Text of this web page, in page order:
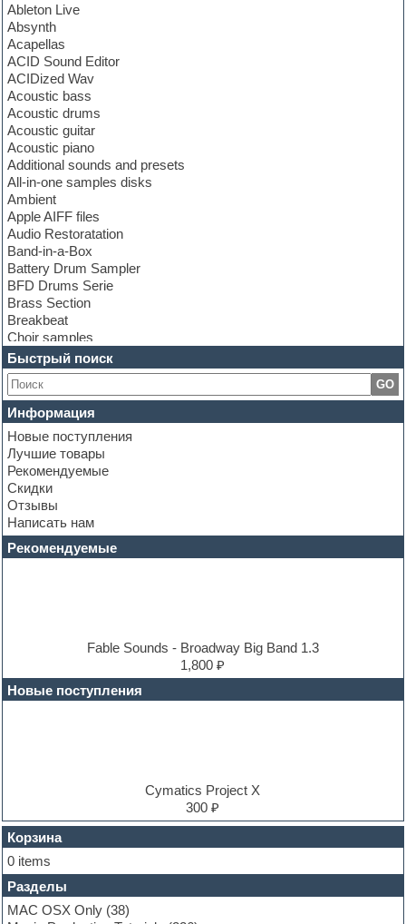
Ableton Live
Absynth
Acapellas
ACID Sound Editor
ACIDized Wav
Acoustic bass
Acoustic drums
Acoustic guitar
Acoustic piano
Additional sounds and presets
All-in-one samples disks
Ambient
Apple AIFF files
Audio Restoratation
Band-in-a-Box
Battery Drum Sampler
BFD Drums Serie
Brass Section
Breakbeat
Choir samples
Chris Hein Samples
Cinematic samples
Club bass
Club leads
Club sounds
Construction kits
Convolution
Cubase
Dance drums
Dance music production tutorials
DAW
Disco samples
DJ Software
E-MU Samples
Electric guitar
Electric piano
FL Studio
Flute
Folk samples
Fruityloops
Funk
Garritan
Быстрый поиск
GO
Информация
Новые поступления
Лучшие товары
Рекомендуемые
Скидки
Отзывы
Написать нам
Рекомендуемые
Fable Sounds - Broadway Big Band 1.3
1,800 ₽
Новые поступления
Cymatics Project X
300 ₽
Корзина
0 items
Разделы
MAC OSX Only (38)